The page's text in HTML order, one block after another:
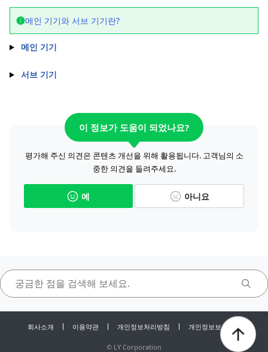
메인 기기와 서브 기기란?
메인 기기
서브 기기
이 정보가 도움이 되었나요?
평가해 주신 의견은 콘텐츠 개선을 위해 활용됩니다. 고객님의 소
중한 의견을 들려주세요.
예 아니요
회사소개 이용약관 개인정보처리방침 개인정보보호센터
© LY Corporation